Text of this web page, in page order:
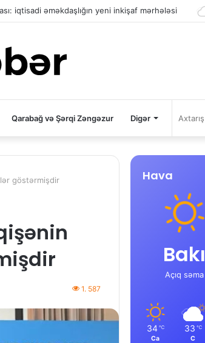
iqtisadi əməkdaşlığın yeni inkişaf mərhələsi
Qarabağ və Şərqi Zəngəzur Digər
göstərmişdir
1. 587
Hava
Bakı
Açıq səma
34 ℃
Ca
33 ℃
C